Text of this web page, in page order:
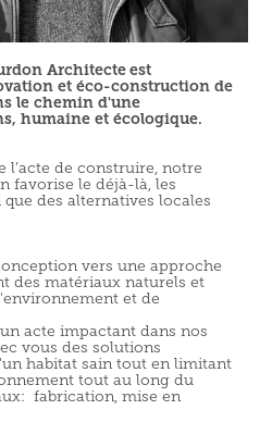
Architecte est
et éco-construction de
le chemin d'une
humaine et écologique.
l’acte de construire, notre
favorise le déjà-là, les
des alternatives locales
vers une approche
des matériaux naturels et
et de
acte impactant dans nos
vous des solutions
habitat sain tout en limitant
tout au long du
fabrication, mise en